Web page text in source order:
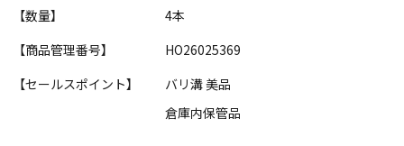
【数量】
4本
【商品管理番号】
HO26025369
【セールスポイント】
バリ溝 美品
倉庫内保管品